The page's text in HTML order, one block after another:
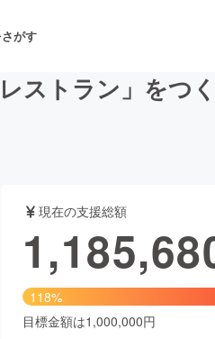
がす
ォーマンス
ファ
ストラン」をつ
現在の支援総額
118%
目標金額は1,000,000円